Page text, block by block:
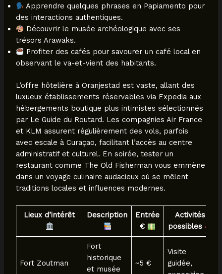
Apprendre quelques phrases en Papiamento pour
des interactions authentiques.
Découvrir le musée archéologique avec ses
trésors Arawaks.
Profiter des cafés pour savourer un café local en
observant le va-et-vient des habitants.
L’offre hôtelière à Oranjestad est vaste, allant des
luxueux établissements réservables via Expedia aux
hébergements boutique plus intimistes sélectionnés
par Le Guide du Routard. Les compagnies Air France
et KLM assurent régulièrement des vols, parfois
avec escale à Curaçao, facilitant l’accès au centre
administratif et culturel. En soirée, tester un
restaurant comme The Old Fisherman vous emmène
dans un voyage culinaire audacieux où se mêlent
traditions locales et influences modernes.
Lieux d’intérêt Description
Entrée
€
Activités
possibles
Fort Zoutman
Fort
historique
et musée
~5 €
Visite
guidée,